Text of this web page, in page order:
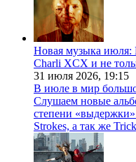
Новая музыка июля:
Charli XCX и не
31 июля 2026, 19:15
В июле в мир
Слушаем новые
степени
Strokes, а так же